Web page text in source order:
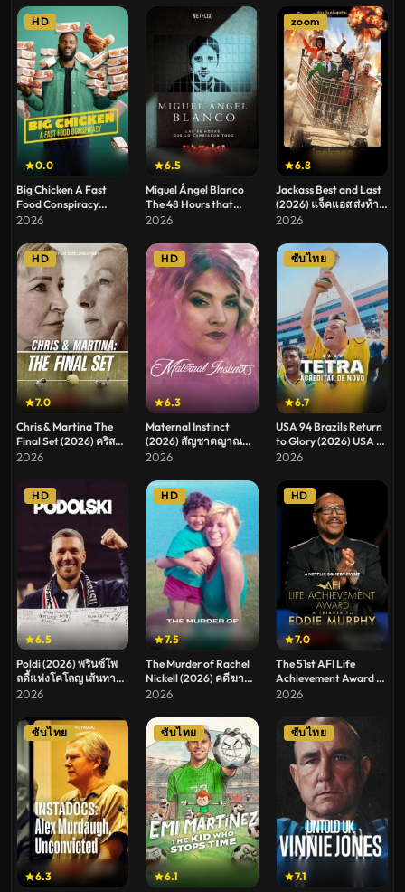
0.0
HD
Big Chicken A Fast
Food Conspiracy
(2026) ธุรกิจฟาร์มไก่
ฟาสต์ฟู้ด
2026
6.5
Miguel Ángel Blanco
The 48 Hours that
Changed Spain (2026)
บลังโก 48 ชั่วโมงที่
เปลี่ยนสเปน
2026
6.8
zoom
Jackass Best and Last
(2026) แจ็คแอส ส่งท้าย
ให้สุด
2026
7.0
HD
Chris & Martina The
Final Set (2026) คริสกับ
มาร์ตินา สู้สุดใจในเซ็ต
2026
6.3
HD
Maternal Instinct
(2026) สัญชาตญาณ
ของแม่ ปริศนาคดีเทย์
2026
6.7
ซับไทย
USA 94 Brazils Return
to Glory (2026) USA 94
บราซิลคืนบัลลังก์
2026
6.5
HD
Poldi (2026) พรินซ์โพ
ลดี้แห่งโคโลญ เส้นทาง
ชีวิตนักเตะ
2026
7.5
HD
The Murder of Rachel
Nickell (2026) คดีฆาต
กรรมเรเชล นิกเคลล์
2026
7.0
HD
The 51st AFI Life
Achievement Award A
Tribute to Eddie
อร์ฟี่ รางวัลเกียรติยศจาก
สถาบันภาพยนตร์
อเมริกัน
2026
6.3
ซับไทย
6.1
ซับไทย
7.1
ซับไทย